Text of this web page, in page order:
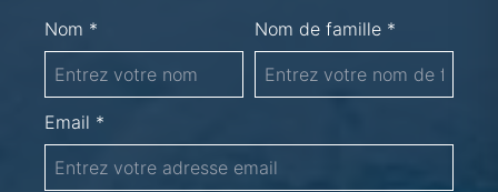
Nom * Nom de famille *
Email *